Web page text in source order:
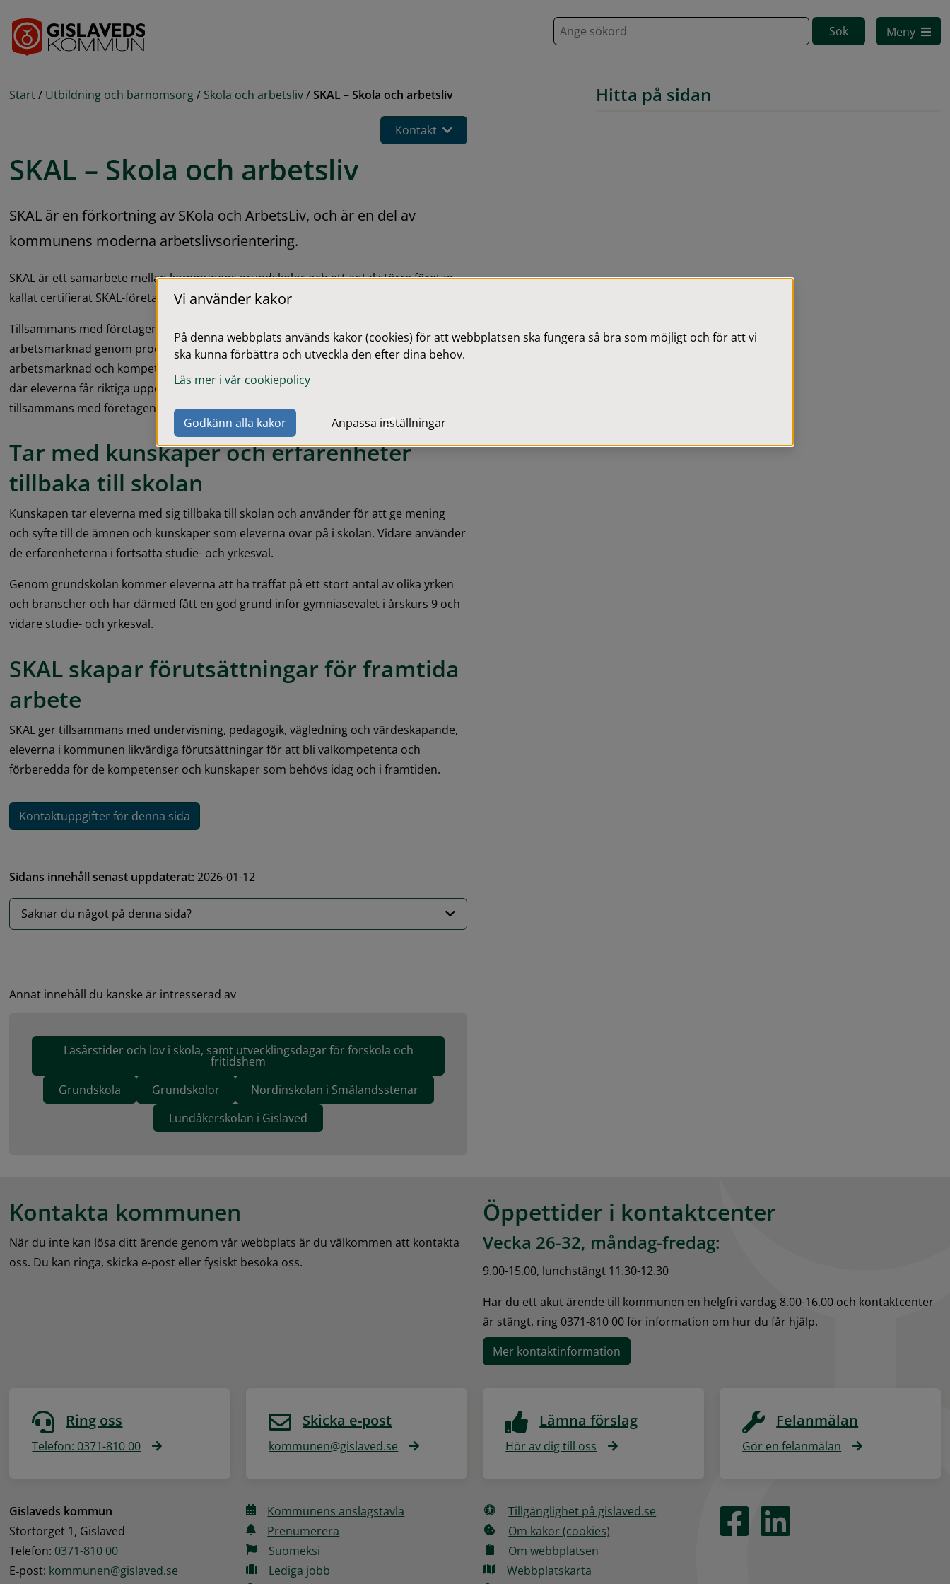
S
ö
Meny
Start / Utbildning och barnomsorg / Skola och arbetsliv / SKAL – Skola och arbetsliv
Kontakt
SKAL – Skola och arbetsliv
SKAL är en förkortning av SKola och ArbetsLiv, och är en del av
kommunens moderna arbetslivsorientering.
SKAL är ett samarbete mellan kommunens grundskolor och ett antal större företag,
kallat certifierat SKAL-företag.
Tillsammans med företagen knyts elevernas lärande samman med dagens
arbetsmarknad genom processer som fokuserar på arbetsliv, utbildning,
arbetsmarknad och kompetenser. Processer som genomförs kan vara skarpa projekt
där eleverna får riktiga uppdrag att arbeta med och skapar värde för andra
tillsammans med företagen.
Tar med kunskaper och erfarenheter
tillbaka till skolan
Kunskapen tar eleverna med sig tillbaka till skolan och använder för att ge mening
och syfte till de ämnen och kunskaper som eleverna övar på i skolan. Vidare använder
de erfarenheterna i fortsatta studie- och yrkesval.
Genom grundskolan kommer eleverna att ha träffat på ett stort antal av olika yrken
och branscher och har därmed fått en god grund inför gymniasevalet i årskurs 9 och
vidare studie- och yrkesval.
SKAL skapar förutsättningar för framtida
arbete
SKAL ger tillsammans med undervisning, pedagogik, vägledning och värdeskapande,
eleverna i kommunen likvärdiga förutsättningar för att bli valkompetenta och
förberedda för de kompetenser och kunskaper som behövs idag och i framtiden.
Kontaktuppgifter för denna sida
Sidans innehåll senast uppdaterat: 2026-01-12
Saknar du något på denna sida?
Annat innehåll du kanske är intresserad av
Läsårstider och lov i skola, samt utvecklingsdagar för förskola och
fritidshem
Grundskola
Grundskolor
Nordinskolan i Smålandsstenar
Lundåkerskolan i Gislaved
Hitta på sidan
Kontakta kommunen
När du inte kan lösa ditt ärende genom vår webbplats är du välkommen att kontakta
oss. Du kan ringa, skicka e-post eller fysiskt besöka oss.
Öppettider i kontaktcenter
Vecka 26-32, måndag-fredag:
9.00-15.00, lunchstängt 11.30-12.30
Har du ett akut ärende till kommunen en helgfri vardag 8.00-16.00 och kontaktcenter
är stängt, ring 0371-810 00 för information om hur du får hjälp.
Mer kontaktinformation
Ring oss
Telefon: 0371-810 00
Skicka e-post
kommunen@gislaved.se
Lämna förslag
Hör av dig till oss
Felanmälan
Gör en felanmälan
Gislaveds kommun
Stortorget 1, Gislaved
Telefon: 0371-810 00
E‑post: kommunen@gislaved.se
Kommunens anslagstavla
Prenumerera
Suomeksi
Lediga jobb
Tillgänglighet på gislaved.se
Om kakor (cookies)
Om webbplatsen
Webbplatskarta
Vi använder kakor
På denna webbplats används kakor (cookies) för att webbplatsen ska fungera så bra som möjligt och för att vi
ska kunna förbättra och utveckla den efter dina behov.
Läs mer i vår cookiepolicy
Godkänn alla kakor Anpassa inställningar